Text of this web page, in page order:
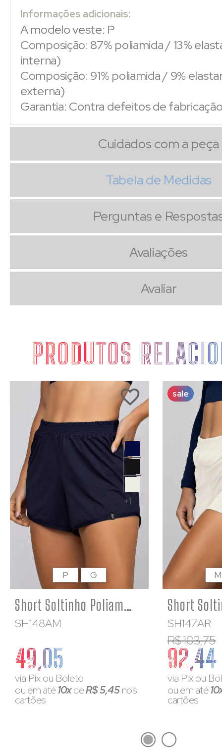
Informações adicionais:
A modelo veste: P
Composição: 87% poliamida / 13%
interna)
Composição: 91% poliamida / 9%
externa)
Garantia: Contra defeitos de
Cuidados com a peça
Tabela de Medidas
Perguntas e
Avaliações
Avaliar
PRODUTOS
+1
Short Soltinho Poliamida Corrida Feminino Fresquinho Azul Marinho
SH148AM
49,05
via Pix ou Boleto
ou em até10xdeR$ 5,45nos
cartões
P G
sale
SH147AR
R$ 103,75
92,44
via Pix ou
ou em até
cartões
M